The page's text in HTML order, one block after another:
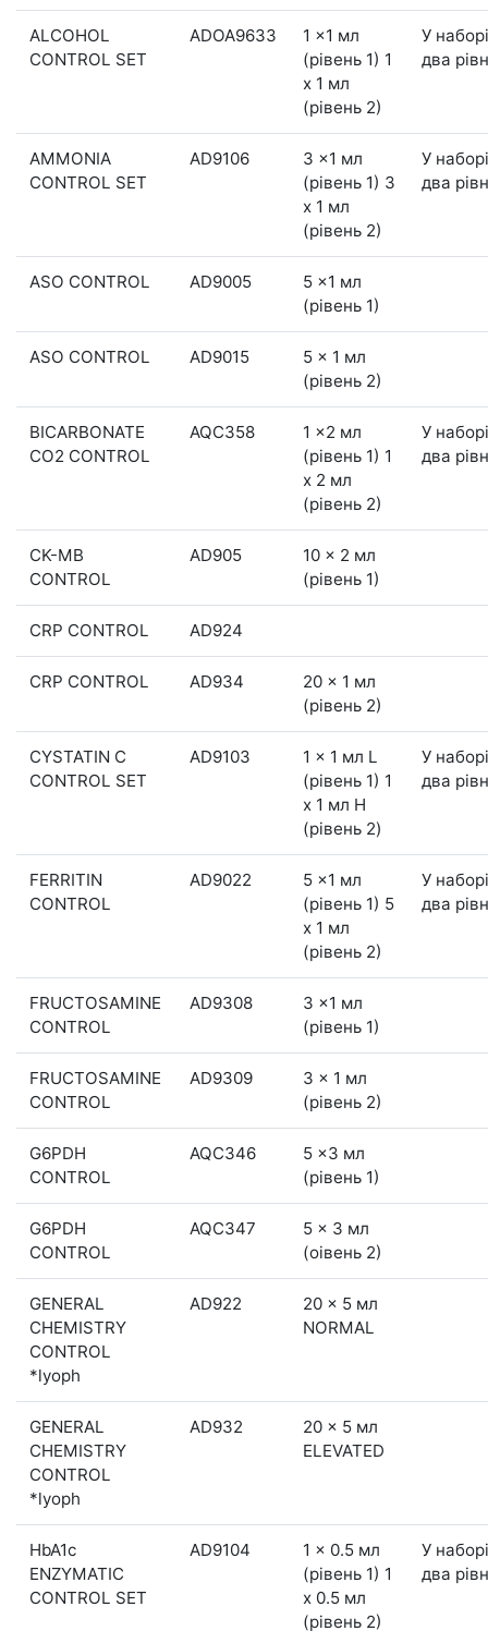
ALCOHOL
CONTROL SET
ADOA9633
1 x1 мл
(рівень 1) 1
x 1 мл
(рівень 2)
У наборі
два
AMMONIA
CONTROL SET
AD9106
3 x1 мл
(рівень 1) 3
x 1 мл
(рівень 2)
У наборі
два
ASO CONTROL AD9005
5 x1 мл
(рівень 1)
ASO CONTROL AD9015
5 x 1 мл
(рівень 2)
BICARBONATE
CO2 CONTROL
AQC358
1 x2 мл
(рівень 1) 1
x 2 мл
(рівень 2)
У наборі
два
CK-MB
CONTROL
AD905
10 x 2 мл
(рівень 1)
CRP CONTROL AD924
CRP CONTROL AD934
20 x 1 мл
(рівень 2)
CYSTATIN C
CONTROL SET
AD9103
1 x 1 мл L
(рівень 1) 1
x 1 мл H
(рівень 2)
У наборі
два
FERRITIN
CONTROL
AD9022
5 x1 мл
(рівень 1) 5
x 1 мл
(рівень 2)
У наборі
два
FRUCTOSAMINE
CONTROL
AD9308
3 x1 мл
(рівень 1)
FRUCTOSAMINE
CONTROL
AD9309
3 x 1 мл
(рівень 2)
G6PDH
CONTROL
AQC346
5 x3 мл
(рівень 1)
G6PDH
CONTROL
AQC347
5 x 3 мл
(оівень 2)
GENERAL
CHEMISTRY
CONTROL
*lyoph
AD922
20 x 5 мл
NORMAL
GENERAL
CHEMISTRY
CONTROL
*lyoph
AD932
20 x 5 мл
ELEVATED
HbA1c
ENZYMATIC
CONTROL SET
AD9104
1 x 0.5 мл
(рівень 1) 1
x 0.5 мл
(рівень 2)
У наборі
два